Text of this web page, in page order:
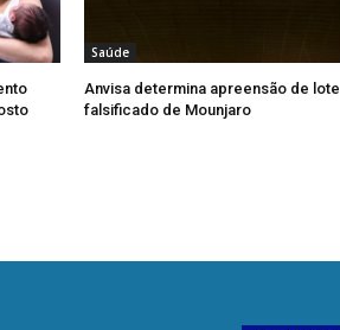
Saúde
Anvisa determina apreensão de lote
falsificado de Mounjaro